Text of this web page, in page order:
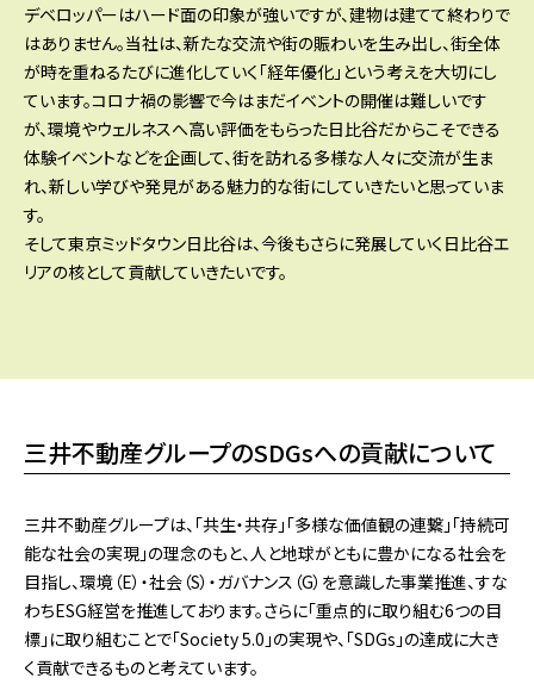
デベロッパーはハード面の印象が強いですが、建物は建てて終わりで
はありません。当社は、新たな交流や街の賑わいを生み出し、街全体
が時を重ねるたびに進化していく「経年優化」という考えを大切にし
ています。コロナ禍の影響で今はまだイベントの開催は難しいです
が、環境やウェルネスへ高い評価をもらった日比谷だからこそできる
体験イベントなどを企画して、街を訪れる多様な人々に交流が生ま
れ、新しい学びや発見がある魅力的な街にしていきたいと思っていま
す。
そして東京ミッドタウン日比谷は、今後もさらに発展していく日比谷エ
リアの核として貢献していきたいです。
三井不動産グループのSDGsへの貢献について
三井不動産グループは、「共生・共存」「多様な価値観の連繋」「持続可
能な社会の実現」の理念のもと、人と地球がともに豊かになる社会を
目指し、環境（E）・社会（S）・ガバナンス（G）を意識した事業推進、すな
わちESG経営を推進しております。さらに「重点的に取り組む6つの目
標」に取り組むことで「Society 5.0」の実現や、「SDGs」の達成に大き
く貢献できるものと考えています。